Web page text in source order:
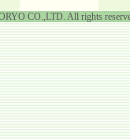
CO.,LTD. All rights